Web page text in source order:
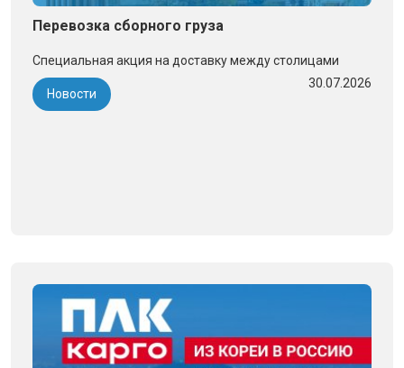
Перевозка сборного груза
Специальная акция на доставку между столицами
Новости
30.07.2026